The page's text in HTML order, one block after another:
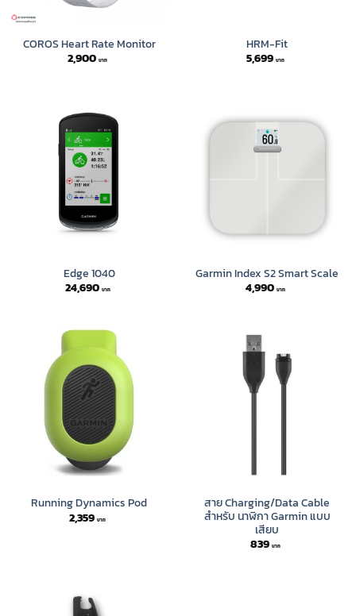
COROS Heart Rate Monitor
2,900
HRM-Fit
5,699
Edge 1040
24,690
Garmin Index S2 Smart Scale
4,990
Running Dynamics Pod
2,359
สาย Charging/Data Cable
สำหรับ นาฬิกา Garmin แบบ
เสียบ
839